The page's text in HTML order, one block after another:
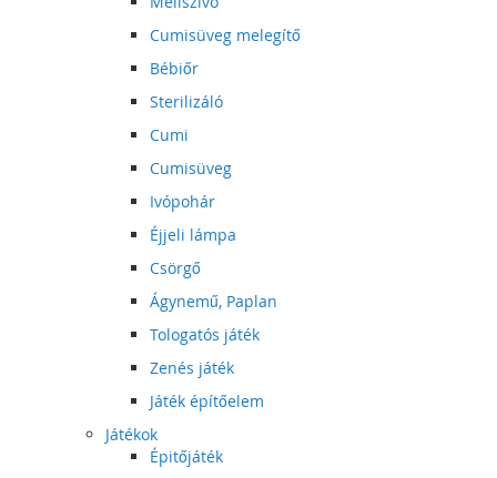
Cumisüveg melegítő
Bébiőr
Sterilizáló
Cumi
Cumisüveg
Ivópohár
Éjjeli lámpa
Csörgő
Ágynemű, Paplan
Tologatós játék
Zenés játék
Játék építőelem
Játékok
Épitőjáték